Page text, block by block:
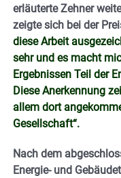
erläuterte Zehner
zeigte sich bei der
diese Arbeit
sehr und es macht
Ergebnissen Teil der
Diese Anerkennung
allem dort
Gesellschaft“.
Nach dem
Energie- und